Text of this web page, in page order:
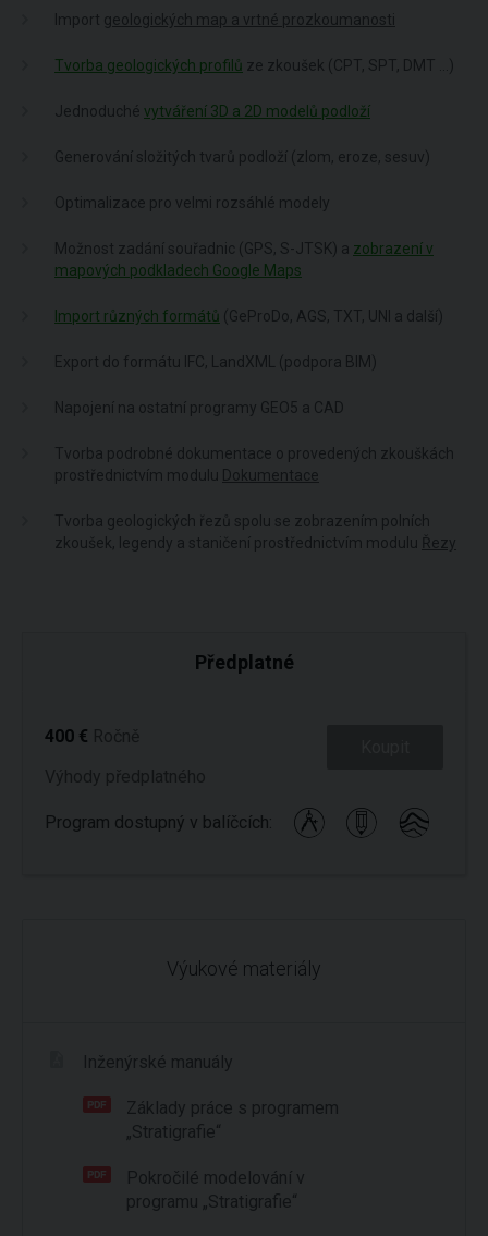
Import geologických map a vrtné prozkoumanosti
Tvorba geologických profilů ze zkoušek (CPT, SPT, DMT ...)
Jednoduché vytváření 3D a 2D modelů podloží
Generování složitých tvarů podloží (zlom, eroze, sesuv)
Optimalizace pro velmi rozsáhlé modely
Možnost zadání souřadnic (GPS, S-JTSK) a zobrazení v
mapových podkladech Google Maps
Import různých formátů (GeProDo, AGS, TXT, UNI a další)
Export do formátu IFC, LandXML (podpora BIM)
Napojení na ostatní programy GEO5 a CAD
Tvorba podrobné dokumentace o provedených zkouškách
prostřednictvím modulu Dokumentace
Tvorba geologických řezů spolu se zobrazením polních
zkoušek, legendy a staničení prostřednictvím modulu Řezy
Předplatné
400 €
Program dostupný v balíčcích:
Výukové materiály
Inženýrské manuály
Základy práce s programem
„Stratigrafie“
Pokročilé modelování v
programu „Stratigrafie“